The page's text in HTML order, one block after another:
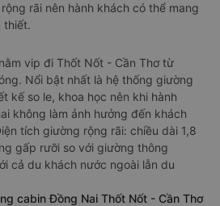
rãi nên hành khách có thể mang
thiết.
vip đi Thốt Nốt - Cần Thơ từ
Nổi bật nhất là hệ thống giường
kế so le, khoa học nên khi hành
không làm ảnh hưởng đến khách
tích giường rộng rãi: chiều dài 1,8
gấp rưỡi so với giường thông
cả du khách nước ngoài lẫn du
cabin Đồng Nai Thốt Nốt - Cần Thơ